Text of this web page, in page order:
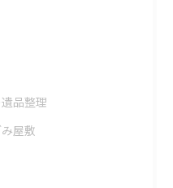
品整理
屋敷